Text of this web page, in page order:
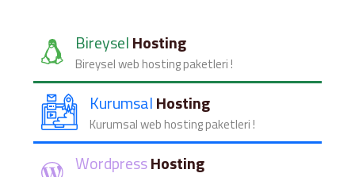
BireyselHosting
Bireysel web hosting paketleri !
KurumsalHosting
Kurumsal web hosting paketleri !
WordpressHosting